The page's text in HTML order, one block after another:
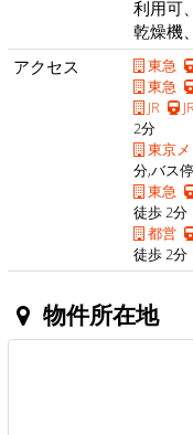
利用可
乾燥機
アクセス
東急
東急
JR
2分
東京
分,バス
東急
徒歩 2分
都営
徒歩 2分
物件所在地